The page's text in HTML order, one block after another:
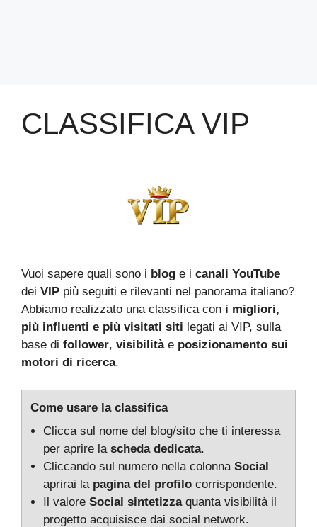
CLASSIFICA VIP
Vuoi sapere quali sono i blog e i canali YouTube
dei VIP più seguiti e rilevanti nel panorama italiano?
Abbiamo realizzato una classifica con i migliori,
più influenti e più visitati siti legati ai VIP, sulla
base di follower, visibilitàe posizionamento sui
motori di ricerca.
Come usare la classifica
Clicca sul nome del blog/sito che ti interessa
per aprire la scheda dedicata.
Cliccando sul numero nella colonna Social
aprirai la pagina del profilo corrispondente.
Il valore Social sintetizzaquanta visibilità il
progetto acquisisce dai social network.